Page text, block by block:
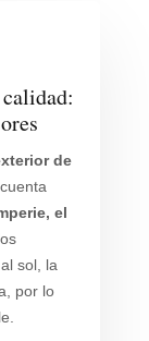
de
el
sol, la
por lo